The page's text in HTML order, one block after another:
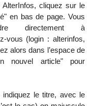
cliquez sur le
en bas de page. Vous
directement à
vous (login : alterinfos,
alors dans l’espace de
nouvel article" pour
indiquez le titre, avec le